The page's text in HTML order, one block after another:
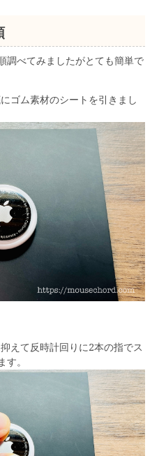
調べてみましたがとても簡単で
ゴム素材のシートを引きまし
えて反時計回りに2本の指でス
す。